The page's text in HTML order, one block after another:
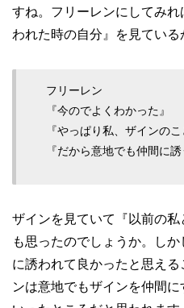
すね。フリーレンにしてみ
われた時の自分』を見ている
フリーレン
『今のでよくわかった』
『やっぱり私、ザインのこ
『だから意地でも仲間に誘
ザインを見ていて『以前の
も思ったのでしょうか。し
に誘われて良かったと思え
ンは意地でもザインを仲間